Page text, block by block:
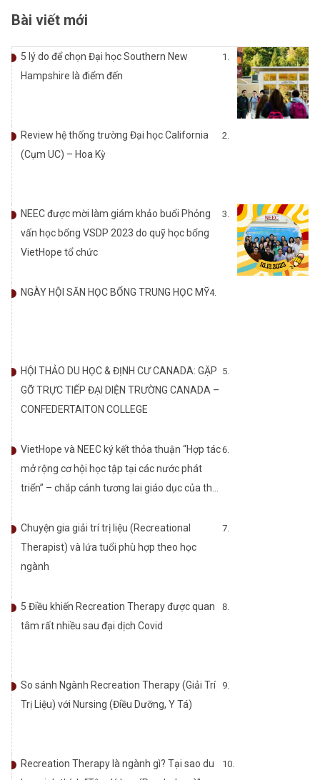
Bài viết mới
5 lý do để chọn Đại học Southern New
Hampshire là điểm đến
Review hệ thống trường Đại học California
(Cụm UC) – Hoa Kỳ
NEEC được mời làm giám khảo buổi Phỏng
vấn học bổng VSDP 2023 do quỹ học bổng
VietHope tổ chức
NGÀY HỘI SĂN HỌC BỔNG TRUNG HỌC MỸ
HỘI THẢO DU HỌC & ĐỊNH CƯ CANADA: GẶP
GỠ TRỰC TIẾP ĐẠI DIỆN TRƯỜNG CANADA –
CONFEDERTAITON COLLEGE
VietHope và NEEC ký kết thỏa thuận “Hợp tác
mở rộng cơ hội học tập tại các nước phát
triển” – chắp cánh tương lai giáo dục của thế
Chuyện gia giải trí trị liệu (Recreational
Therapist) và lứa tuổi phù hợp theo học
ngành
5 Điều khiến Recreation Therapy được quan
tâm rất nhiều sau đại dịch Covid
So sánh Ngành Recreation Therapy (Giải Trí
Trị Liệu) với Nursing (Điều Dưỡng, Y Tá)
Recreation Therapy là ngành gì? Tại sao du